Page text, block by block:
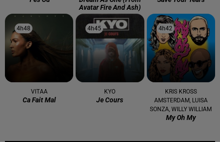
Avatar Fire And Ash)
4h48
4h48
VITAA
Ca Fait Mal
4h45
4h45
KYO
Je Cours
4h42
4h42
KRIS KROSS
AMSTERDAM, LUISA
SONZA, WILLY WILLIAM
My Oh My